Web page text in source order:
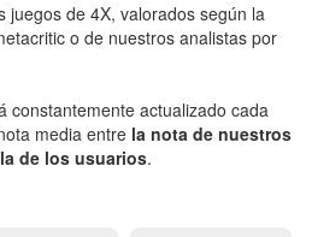
juegos de 4X, valorados según la
o de nuestros analistas por
constantemente actualizado cada
media entre la nota de nuestros
de los usuarios.